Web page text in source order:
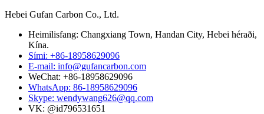
Hebei Gufan Carbon Co., Ltd.
Heimilisfang: Changxiang Town, Handan City, Hebei héraði,
Kína.
Sími: +86-18958629096
E-mail: info@gufancarbon.com
WeChat: +86-18958629096
WhatsApp: 86-18958629096
Skype: wendywang626@qq.com
VK: @id796531651